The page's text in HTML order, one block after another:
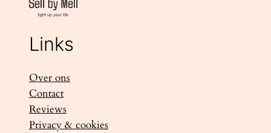
Links
Over ons
Contact
Reviews
Privacy & cookies